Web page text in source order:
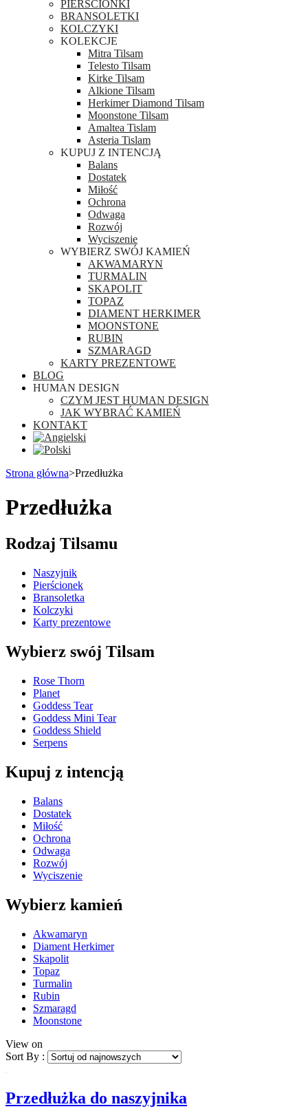
PIERŚCIONKI
BRANSOLETKI
KOLCZYKI
KOLEKCJE
Mitra Tilsam
Telesto Tilsam
Kirke Tilsam
Alkione Tilsam
Herkimer Diamond Tilsam
Moonstone Tilsam
Amaltea Tislam
Asteria Tislam
KUPUJ Z INTENCJĄ
Balans
Dostatek
Miłość
Ochrona
Odwaga
Rozwój
Wyciszenie
WYBIERZ SWÓJ KAMIEŃ
AKWAMARYN
TURMALIN
SKAPOLIT
TOPAZ
DIAMENT HERKIMER
MOONSTONE
RUBIN
SZMARAGD
KARTY PREZENTOWE
BLOG
HUMAN DESIGN
CZYM JEST HUMAN DESIGN
JAK WYBRAĆ KAMIEŃ
KONTAKT
Strona główna>Przedłużka
Przedłużka
Rodzaj Tilsamu
Naszyjnik
Pierścionek
Bransoletka
Kolczyki
Karty prezentowe
Wybierz swój Tilsam
Rose Thorn
Planet
Goddess Tear
Goddess Mini Tear
Goddess Shield
Serpens
Kupuj z intencją
Balans
Dostatek
Miłość
Ochrona
Odwaga
Rozwój
Wyciszenie
Wybierz kamień
Akwamaryn
Diament Herkimer
Skapolit
Topaz
Turmalin
Rubin
Szmaragd
Moonstone
View on
Sort By :
Przedłużka do naszyjnika